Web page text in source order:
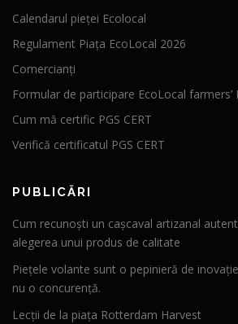
Calendarul pieței Ecolocal
Regulament Piața EcoLocal 2026
Comercianți
Formular de participare EcoLocal farmers’
Cum mă certific PGS CERT
Verifică certificatul PGS CERT
PUBLICĂRI
Cum recunoști un cașcaval artizanal
alegerea unui produs de calitate
Piețele volante sunt o pepinieră de
nu o concurență.
Lecții de la piața Rotterdam Harvest